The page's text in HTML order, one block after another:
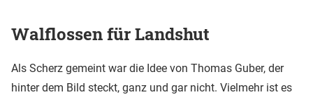
Walflossen für Landshut
Als Scherz gemeint war die Idee von Thomas Guber, der
hinter dem Bild steckt, ganz und gar nicht. Vielmehr ist es